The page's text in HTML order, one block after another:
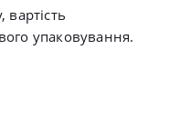
упаковування.